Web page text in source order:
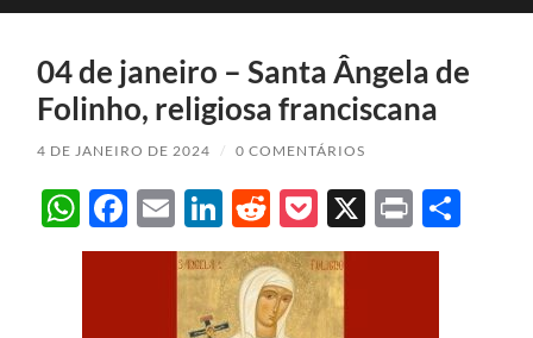
mobile
04 de janeiro – Santa Ângela de
Folinho, religiosa franciscana
4 DE JANEIRO DE 2024 / 0 COMENTÁRIOS
WhatsApp
Facebook
EmailLinkedIn
Reddit
Pocket
X Print